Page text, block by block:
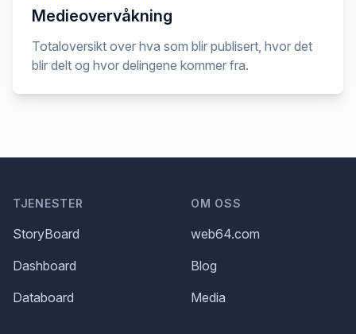
Medieovervåkning
Totaloversikt over hva som blir publisert, hvor det
blir delt og hvor delingene kommer fra.
TJENESTER
StoryBoard
Dashboard
Databoard
OM OSS
web64.com
Blog
Media